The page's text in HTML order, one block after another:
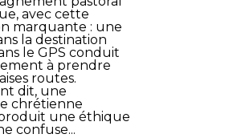
avec cette
marquante : une
la destination
le GPS conduit
à prendre
routes.
dit, une
chrétienne
une éthique
confuse...